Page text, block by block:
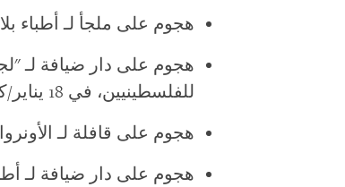
هجوم على ملجأ لـ أطباء بلا حدود، في 8
هجوم على دار ضيافة لـ
للفلسطينيين، في 18 يناير/كانون الثاني 2024
هجوم على قافلة لـ الأونروا، في 5 فبراير/
هجوم على دار ضيافة لـ أطباء بلا